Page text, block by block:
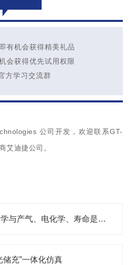
有机会获得精美礼品
会获得优先试用权限
方学习交流群
公司开发，欢迎联系GT-
艾迪捷公司。
储充”一体化仿真